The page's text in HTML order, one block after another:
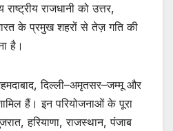
राजधानी को उत्तर,
के प्रमुख शहरों से तेज़ गति की
है।
दिल्ली–अमृतसर–जम्मू और
हैं। इन परियोजनाओं के पूरा
हरियाणा, राजस्थान, पंजाब